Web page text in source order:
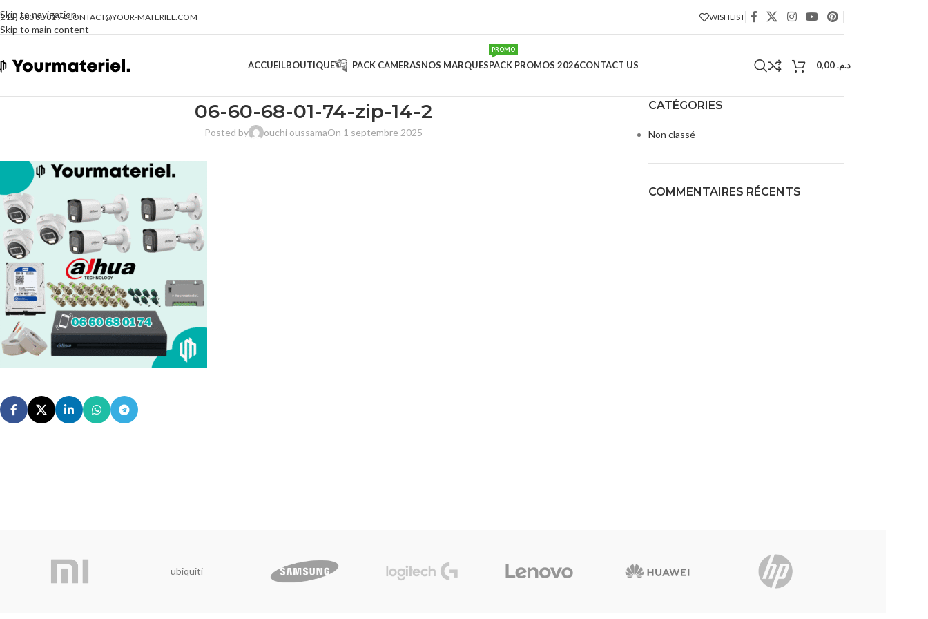
Skip to navigation
Skip to main content
660 68 01 74CONTACT@YOUR-MATERIEL.COM WISHLIST
ACCUEILBOUTIQUE PACK CAMERASNOS MARQUESPACK PROMOS 2026
PROMO
CONTACT US د.م.
06-60-68-01-74-zip-14-2
Posted by ouchi oussamaOn 1 septembre 2025
CATÉGORIES
Non classé
COMMENTAIRES RÉCENTS
ubiquiti